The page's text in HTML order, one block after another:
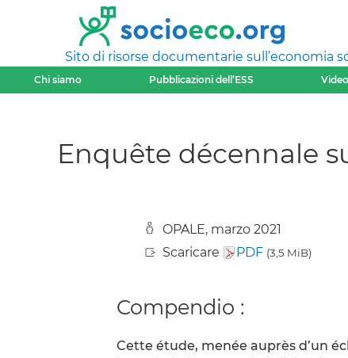
Sito di risorse documentarie sull’economia
Chi siamo Pubblicazioni dell’ESS
Enquête décennale
OPALE, marzo 2021
Scaricare
PDF (3,5 MiB)
Compendio :
Cette étude, menée auprès d’un